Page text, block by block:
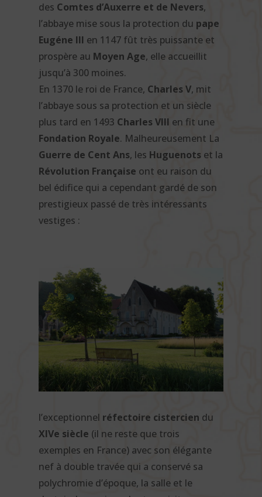
des Comtes d’Auxerre et de Nevers,
l’abbaye mise sous la protection du pape
Eugéne III en 1147 fût très puissante et
prospère au Moyen Age, elle accueillit
jusqu’à 300 moines.
En 1370 le roi de France, Charles V, mit
l’abbaye sous sa protection et un siècle
plus tard en 1493 Charles VIII en fit une
Fondation Royale. Malheureusement La
Guerre de Cent Ans, les Huguenots et la
Révolution Française ont eu raison du
bel édifice qui a cependant gardé de son
prestigieux passé de très intéressants
vestiges :
l’exceptionnel réfectoire cistercien du
XIVe siècle (il ne reste que trois
exemples en France) avec son élégante
nef à double travée qui a conservé sa
polychromie d’époque, la salle et le